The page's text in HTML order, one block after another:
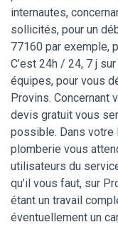
internautes,
sollicités, pour un
77160 par exemple,
C’est 24h / 24, 7 j
équipes, pour vous
Provins. Concernant
devis gratuit vous
possible. Dans votre
plomberie vous
utilisateurs du
qu’il vous faut, sur
étant un travail
éventuellement un